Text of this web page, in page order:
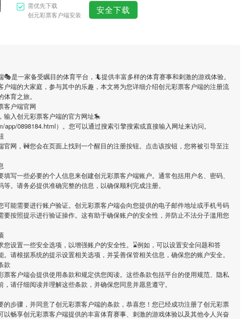
需优先下载
创元彩票客户端安装
安全下载
🎭是一家备受瞩目的体育平台，🦎提供丰富多样的体育赛事和刺激的游戏体验。
户端的大家庭，参与其中的乐趣，本文将为您详细介绍创元彩票客户端的注册流
育之旅。
客户端官网
输入创元彩票客户端的官方网址🎠
app/0898184.html）。您可以通过搜索引擎搜索或直接输入网址来访问。
官网，🚧您会在页面上找到一个醒目的注册按钮。点击该按钮，您将被引导至注
填写一些必要的个人信息来创建创元彩票客户端账户。通常包括用户名、密码、
。请务必提供准确完整的信息，以确保顺利完成注册。
能需要进行账户验证。 创元彩票客户端会向您提供的电子邮件地址或手机号码
要按照提示进行验证操作。这有助于确保账户的安全性，并防止不法分子滥用您
您设置一些安全选项，以增强账户的安全性。⌛️例如，可以设置安全问题和答
请根据系统的提示设置相关选项，并妥善保管相关信息，确保您的账户安全。
款
票客户端会提供使用条款和规定供您阅读。这些条款包括平台的使用规范、隐私
请仔细阅读并理解这些条款，并确保您同意并愿意遵守。
的步骤，并同意了创元彩票客户端的条款，恭喜您！您已经成功注册了创元彩票
以畅享创元彩票客户端提供的丰富体育赛事、刺激的游戏体验以及其他令人兴奋